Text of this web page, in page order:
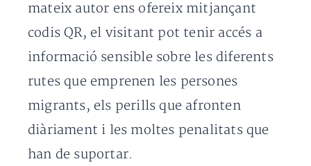
mateix autor ens ofereix mitjançant
codis QR, el visitant pot tenir accés a
informació sensible sobre les diferents
rutes que emprenen les persones
migrants, els perills que afronten
diàriament i les moltes penalitats que
han de suportar.